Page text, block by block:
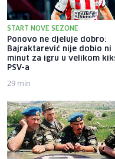
START NOVE SEZONE
Ponovo ne djeluje dobro:
Bajraktarević nije dobio ni
minut za igru u velikom
PSV-a
29 min